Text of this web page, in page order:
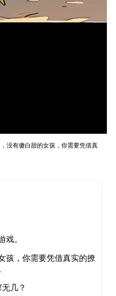
没有傻白甜的女孩，你需要凭借真
戏。
孩，你需要凭借真实的撩
几？